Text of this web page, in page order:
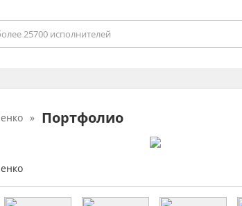
» Портфолио